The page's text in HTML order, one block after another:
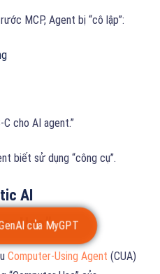
MCP, Agent bị “cô lập”:
cho AI agent.”
biết sử dụng “công cụ”.
AI
Use”
Computer-Using Agent (CUA)